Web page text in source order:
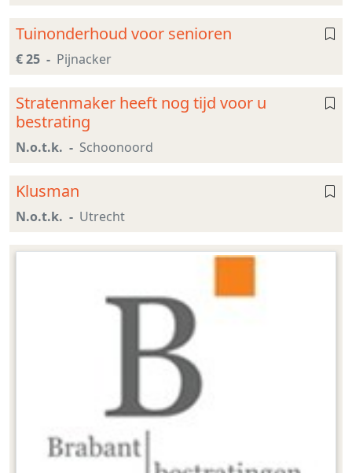
Tuinonderhoud voor senioren
€ 25 Pijnacker
Stratenmaker heeft nog tijd voor u
bestrating
N.o.t.k. Schoonoord
Klusman
N.o.t.k. Utrecht